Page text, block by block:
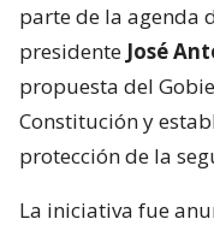
parte de la agenda
presidente José
propuesta del
Constitución y
protección de la
La iniciativa fue